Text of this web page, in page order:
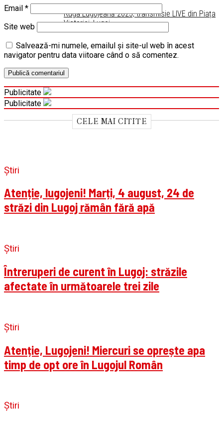
Ruga Lugojeană 2025, transmisie LIVE din Piața
Victoriei, Lugoj
Email *
Site web
Salvează-mi numele, emailul și site-ul web în acest
navigator pentru data viitoare când o să comentez.
Publicitate
Publicitate
CELE MAI CITITE
Știri
Atenție, lugojeni! Marți, 4 august, 24 de
străzi din Lugoj rămân fără apă
Știri
Întreruperi de curent în Lugoj: străzile
afectate în următoarele trei zile
Știri
Atenție, Lugojeni! Miercuri se oprește apa
timp de opt ore în Lugojul Român
Știri